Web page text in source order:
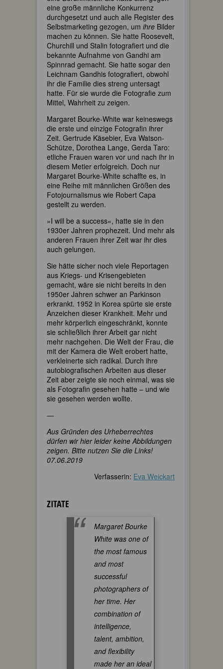
eine große männliche Konkurrenz
durchgesetzt und auch alle Register des
Selbstmarketing gezogen, um ihre Bilder
machen zu können. Sie hatte Roosevelt,
Churchill und Stalin fotografiert und die
bekannte Aufnahme von Gandhi am
Spinnrad gemacht. Sie hatte sogar den
Leichnam Gandhis fotografiert, obwohl
ihr die Familie dies streng untersagt
hatte. Für sie wurde die Fotografie zum
Mittel, Wahrheit zu zeigen.
Margaret Bourke-White war keineswegs
die erste und einzige Fotografin ihrer
Zeit. Gertrude Käsebier, Eva Watson-
Schütze, Dorothea Lange, Gerda Taro:
etliche Frauen waren vor und nach ihr in
diesem Metier erfolgreich. Doch nur
Margaret Bourke-White schaffte es, in
eine Reihe mit männlichen Größen des
Fotojournalismus wie Robert Capa
gestellt zu werden.
»I will be a success«, hatte sie in den
1930er Jahren prophezeit. Und mehr als
anderen Frauen ihrer Zeit war ihr dies
auch gelungen.
Sie hätte sicher noch viele Reportagen
aus Kriegs- und Krisengebieten
gemacht, wäre sie nicht bereits in den
1950er Jahren schwer an Parkinson
erkrankt. 1952 in Korea spürte sie erste
Anzeichen dieser Krankheit. Mehr und
mehr körperlich eingeschränkt, konnte
sie schließlich ihrer Arbeit gar nicht
mehr nachgehen. Die Welt der Frau, die
mit der Kamera die Welt erobert hatte,
verkleinerte sich radikal. Durch ihre
autobiografischen Arbeiten aus dieser
Zeit aber zeigte sie noch einmal, was sie
als Fotografin gesehen hatte – und wie
sie gesehen werden wollte.
—
Aus Gründen des Urheberrechtes
dürfen wir hier leider keine Abbildungen
zeigen. Bitte nutzen Sie die Links!
07.06.2019
Verfasserin: Eva Weickart
ZITATE
Margaret Bourke
White was one of
the most famous
and most
successful
photographers of
her time. Her
combination of
intelligence,
talent, ambition,
and flexibility
made her an ideal